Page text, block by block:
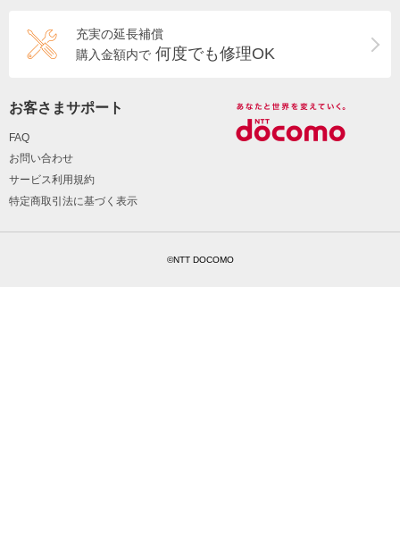
充実の延長補償
購入金額内で 何度でも修理OK
お客さまサポート
FAQ
お問い合わせ
サービス利用規約
特定商取引法に基づく表示
©NTT DOCOMO